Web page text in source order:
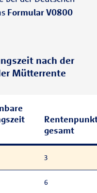
Formular V0800
nach der
Mütterrente
gesamt
3
6